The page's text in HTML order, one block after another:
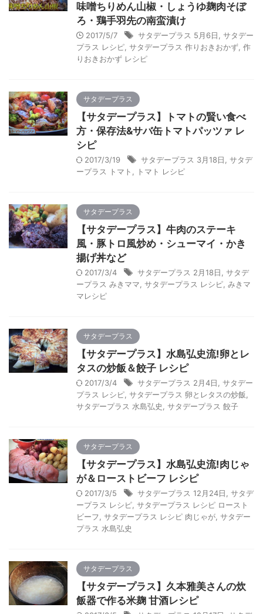
味噌ちりめん山椒・しょうゆ麹肉そぼ
ろ・鶏手羽先の南蛮漬け
2017/5/7 サタデープラス 5月6日
サタデー
プラス レシピ サタデープラス 作りおきおかず 作
りおきおかず レシピ
サタデープラス
【サタデープラス】トマトの賢い食べ
方・保存法&サバ缶トマトパッツァ レ
シピ
2017/3/19 サタデープラス 3月18日
サタデ
ープラス トマト
トマト レシピ
サタデープラス
【サタデープラス】牛肉のステーキ
風・豚トロ風炒め・シューマイ・かき
揚げ丼など
2017/3/4 サタデープラス 2月18日
サタデ
ープラス みきママ サタデープラス レシピ みきマ
マレシピ
サタデープラス
【サタデープラス】水島弘史流!卵とレ
タスの炒飯＆餃子 レシピ
2017/3/4 サタデープラス 2月4日
サタデー
プラス レシピ サタデープラス 卵とレタスの炒飯
サタデープラス 水島弘史
サタデープラス 餃子
サタデープラス
【サタデープラス】水島弘史流!肉じゃ
が＆ローストビーフ レシピ
2017/3/5 サタデープラス 12月24日
サタデ
ープラス レシピ サタデープラス レシピ ロースト
ビーフ サタデープラス レシピ 肉じゃが サタデー
プラス 水島弘史
サタデープラス
【サタデープラス】久本雅美さんの炊
飯器で作る米麹 甘酒レシピ